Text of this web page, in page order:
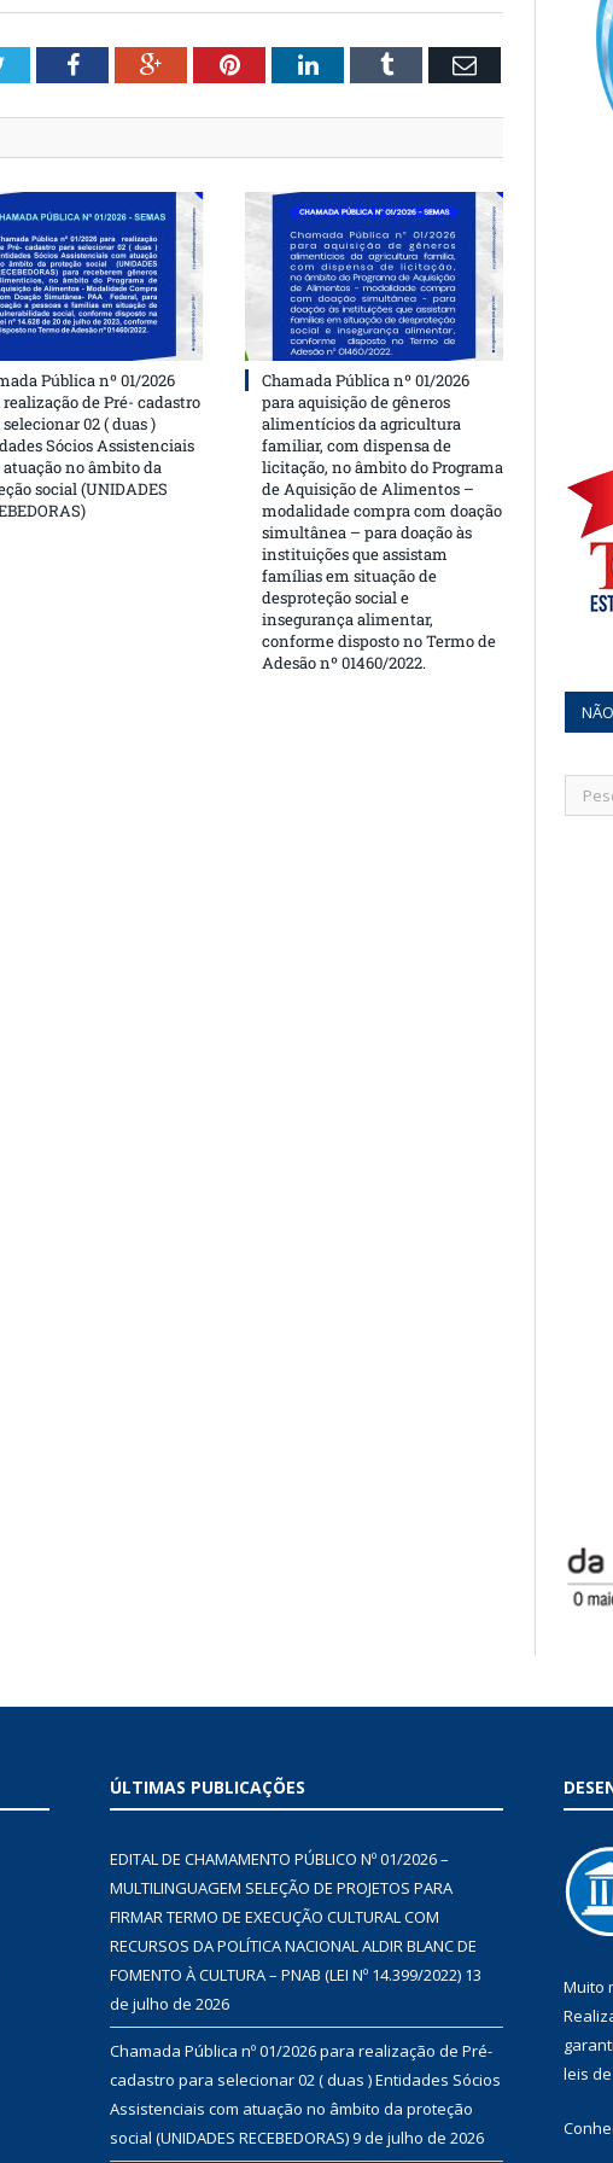
TwitterFacebookGoogle+Pinterest
LinkedInTumblrEmail
Pública nº 01/2026
de Pré- cadastro
02 ( duas )
Sócios Assistenciais
no âmbito da
social (UNIDADES
Chamada Pública nº 01/2026
para aquisição de gêneros
alimentícios da agricultura
familiar, com dispensa de
licitação, no âmbito do Programa
de Aquisição de Alimentos –
modalidade compra com doação
simultânea – para doação às
instituições que assistam
famílias em situação de
desproteção social e
insegurança alimentar,
conforme disposto no Termo de
Adesão nº 01460/2022.
ÚLTIMAS PUBLICAÇÕES
EDITAL DE CHAMAMENTO PÚBLICO Nº 01/2026 –
MULTILINGUAGEM SELEÇÃO DE PROJETOS PARA
FIRMAR TERMO DE EXECUÇÃO CULTURAL COM
RECURSOS DA POLÍTICA NACIONAL ALDIR BLANC DE
FOMENTO À CULTURA – PNAB (LEI Nº 14.399/2022) 13
de julho de 2026
Chamada Pública nº 01/2026 para realização de Pré-
cadastro para selecionar 02 ( duas ) Entidades Sócios
Assistenciais com atuação no âmbito da proteção
social (UNIDADES RECEBEDORAS)9 de julho de 2026
Muito
leis